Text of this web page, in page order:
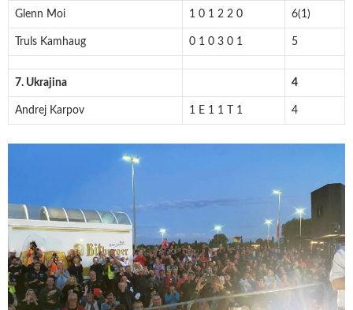
Glenn Moi 1 0 1 2 2 0 6(1)
Truls Kamhaug 0 1 0 3 0 1 5
7. Ukrajina 4
Andrej Karpov 1 E 1 1 T 1 4